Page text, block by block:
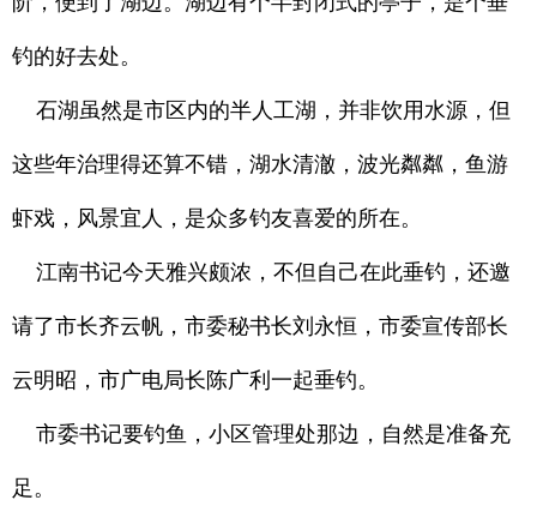
钓的好去处。
石湖虽然是市区内的半人工湖，并非饮用水源，但
这些年治理得还算不错，湖水清澈，波光粼粼，鱼游
虾戏，风景宜人，是众多钓友喜爱的所在。
江南书记今天雅兴颇浓，不但自己在此垂钓，还邀
请了市长齐云帆，市委秘书长刘永恒，市委宣传部长
云明昭，市广电局长陈广利一起垂钓。
市委书记要钓鱼，小区管理处那边，自然是准备充
足。